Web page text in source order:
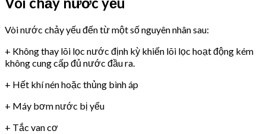
Vòi nước chảy yếu đến từ một số nguyên nhân sau:
+ Không thay lõi lọc nước định kỳ khiến lõi lọc hoạt động kém
không cung cấp đủ nước đầu ra.
+ Hết khí nén hoặc thủng bình áp
+ Máy bơm nước bị yếu
+ Tắc van cơ